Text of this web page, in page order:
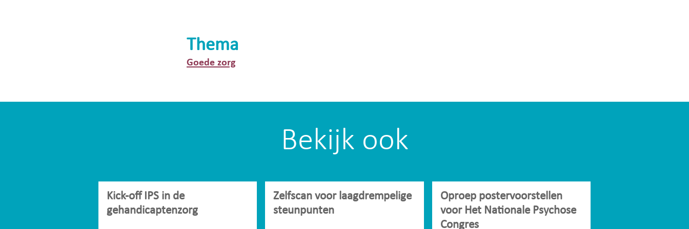
Thema
Goede zorg
Bekijk ook
Kick-off IPS in de
gehandicaptenzorg
Zelfscan voor laagdrempelige
steunpunten
Oproep postervoorstellen
voor Het Nationale Psychose
Congres